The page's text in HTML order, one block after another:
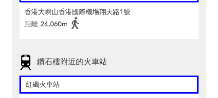
香港大嶼山香港國際機場翔天路1號
距離 24,060m
鑽石樓附近的火車站
紅磡火車站